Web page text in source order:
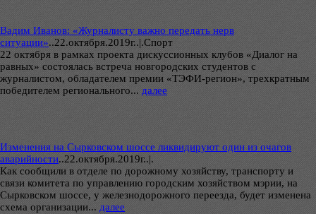
Вадим Иванов: «Журналисту важно передать нерв
ситуации»..22.октября.2019г..|.Спорт
22 октября в рамках проекта дискуссионных клубов «Диалог на
равных» состоялась встреча новгородских студентов с
журналистом, обладателем премии «ТЭФИ-регион», трехкратным
победителем регионального... далее
Изменения на Сырковском шоссе ликвидируют один из очагов
аварийности..22.октября.2019г..|.
Как сообщили в отделе по дорожному хозяйству, транспорту и
связи комитета по управлению городским хозяйством мэрии, на
Сырковском шоссе, у железнодорожного переезда, будет изменена
схема организации... далее